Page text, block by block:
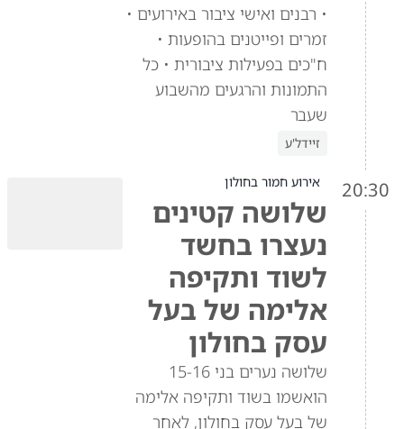
• רבנים ואישי ציבור באירועים •
זמרים ופייטנים בהופעות •
ח"כים בפעילות ציבורית • כל
התמונות והרגעים מהשבוע
שעבר
זיידל'ע
20:30 אירוע חמור בחולון
שלושה קטינים
נעצרו בחשד
לשוד ותקיפה
אלימה של בעל
עסק בחולון
שלושה נערים בני 15-16
הואשמו בשוד ותקיפה אלימה
של בעל עסק בחולון, לאחר